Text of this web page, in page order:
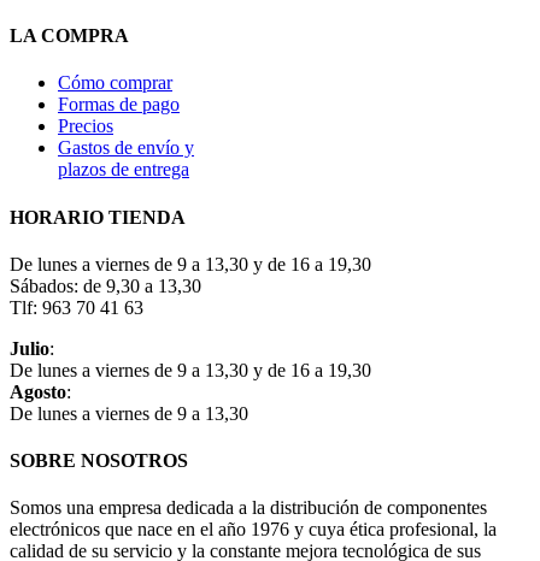
LA COMPRA
Cómo comprar
Formas de pago
Precios
Gastos de envío y
plazos de entrega
HORARIO TIENDA
De lunes a viernes de 9 a 13,30 y de 16 a 19,30
Sábados: de 9,30 a 13,30
Tlf: 963 70 41 63
Julio:
De lunes a viernes de 9 a 13,30 y de 16 a 19,30
Agosto:
De lunes a viernes de 9 a 13,30
SOBRE NOSOTROS
Somos una empresa dedicada a la distribución de componentes
electrónicos que nace en el año 1976 y cuya ética profesional, la
calidad de su servicio y la constante mejora tecnológica de sus